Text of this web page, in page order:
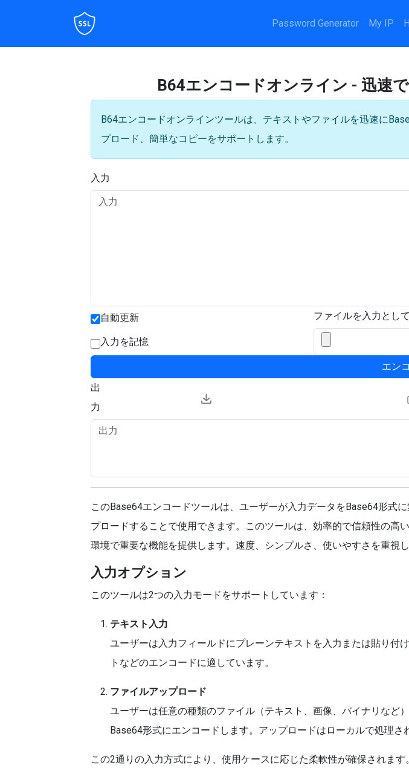
Password Generator My IP
B64エンコードオンライン - 迅速
B64エンコードオンラインツールは、テキストやファイルを迅速に
プロード、簡単なコピーをサポートします。
入力
自動更新
入力を記憶
ファイルを入力とし
エン
出
力
このBase64エンコードツールは、ユーザーが入力データをBase64形式
プロードすることで使用できます。このツールは、効率的で信頼性の
環境で重要な機能を提供します。速度、シンプルさ、使いやすさを重視
入力オプション
このツールは2つの入力モードをサポートしています：
テキスト入力
ユーザーは入力フィールドにプレーンテキストを入力または貼り付
トなどのエンコードに適しています。
ファイルアップロード
ユーザーは任意の種類のファイル（テキスト、画像、バイナリなど
Base64形式にエンコードします。アップロードはローカルで処理さ
この2通りの入力方式により、使用ケースに応じた柔軟性が確保されます。